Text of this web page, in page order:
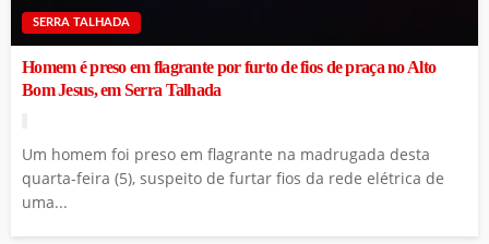
SERRA TALHADA
Homem é preso em flagrante por furto de fios de praça no Alto
Bom Jesus, em Serra Talhada
Um homem foi preso em flagrante na madrugada desta
quarta-feira (5), suspeito de furtar fios da rede elétrica de
uma...